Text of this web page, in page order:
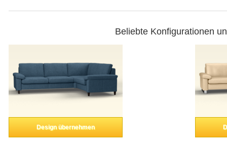
Beliebte Konfigurationen
Design übernehmen